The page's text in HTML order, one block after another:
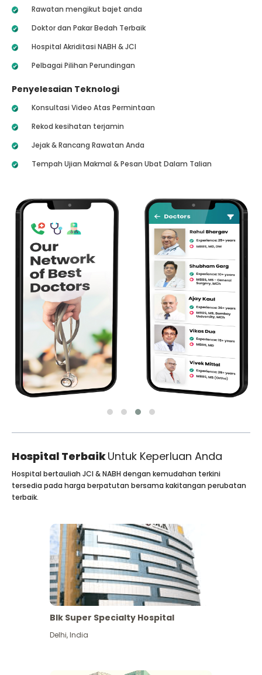
Rawatan mengikut bajet anda
Doktor dan Pakar Bedah Terbaik
Hospital Akriditasi NABH & JCI
Pelbagai Pilihan Perundingan
Penyelesaian Teknologi
Konsultasi Video Atas Permintaan
Rekod kesihatan terjamin
Jejak & Rancang Rawatan Anda
Tempah Ujian Makmal & Pesan Ubat Dalam Talian
Hospital TerbaikUntuk Keperluan Anda
Hospital bertauliah JCI & NABH dengan kemudahan terkini
tersedia pada harga berpatutan bersama kakitangan perubatan
terbaik.
Blk Super Specialty Hospital
Delhi,India